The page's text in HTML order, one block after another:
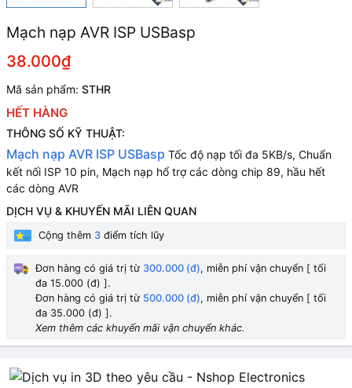
Mạch nạp AVR ISP USBasp
38.000₫
Mã sản phẩm: STHR
HẾT HÀNG
THÔNG SỐ KỸ THUẬT:
Mạch nạp AVR ISP USBasp Tốc độ nạp tối đa 5KB/s, Chuẩn
kết nối ISP 10 pin, Mạch nạp hổ trợ các dòng chip 89, hầu hết
các dòng AVR
DỊCH VỤ & KHUYẾN MÃI LIÊN QUAN
Cộng thêm 3 điểm tích lũy
Đơn hàng có giá trị từ 300.000 (đ), miễn phí vận chuyển [ tối
đa 15.000 (đ) ].
Đơn hàng có giá trị từ 500.000 (đ), miễn phí vận chuyển [ tối
đa 35.000 (đ) ].
Xem thêm các khuyến mãi vận chuyển khác.